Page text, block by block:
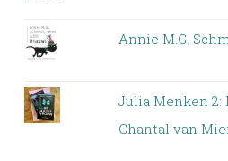
Annie M.G.
Julia Menken 2:
Chantal van